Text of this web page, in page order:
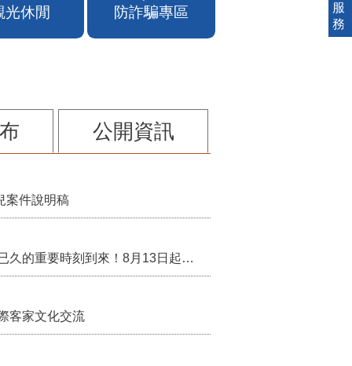
光休閒 防詐騙專區
公開資訊
案件說明稿
行政院核定西拉雅族為平埔原住民族群 盼望已久的重要時刻到來！8月13日起受理民族成員名冊登記
客家文化交流
服
務